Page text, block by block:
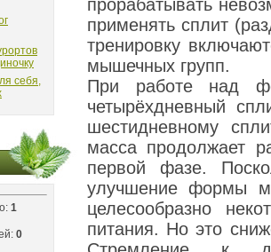
себя,
1
0
прорабатывать
применять сплит
тренировку
мышечных групп.
При работе над
четырёхдневный
шестидневному
масса продолжает
первой фазе.
улучшение формы
целесообразно
питания. Но это